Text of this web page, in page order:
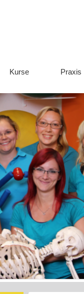
Kurse Praxis